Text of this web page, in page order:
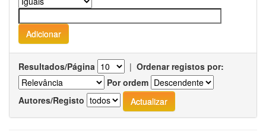
Resultados/Página | Ordenar registos por:
Por ordem
Autores/Registo